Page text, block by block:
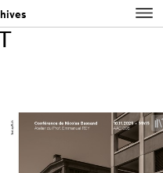
+